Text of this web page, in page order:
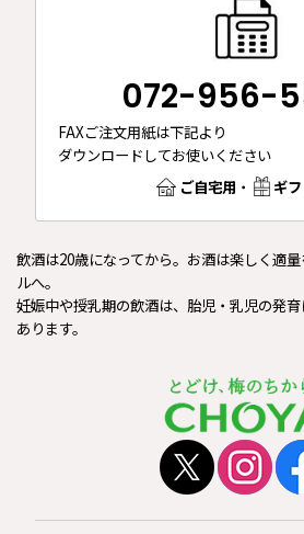
【完売致しました】手作り梅しごと
ーン ＣＤセット
2023年4月17日
した。
2023年3月1日
「梅ゼリーパウチ」4月から価格変更
ら から
非常に強い寒気の影響によるお荷物
プレミアム福袋2023 梅セット完売
072-956-
FAXご注文用紙は下記より
ダウンロードしてお使いください
ご自宅用 ・ ギ
飲酒は20歳になってから。お酒は楽しく適
ルへ。
妊娠中や授乳期の飲酒は、胎児・乳児の発
あります。